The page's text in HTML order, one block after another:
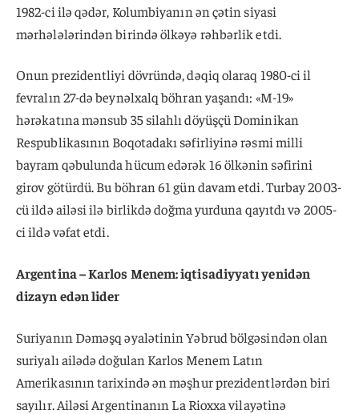
1982-ci ilə qədər, Kolumbiyanın ən çətin siyasi
mərhələlərindən birində ölkəyə rəhbərlik etdi.
Onun prezidentliyi dövründə, dəqiq olaraq 1980-ci il
fevralın 27-də beynəlxalq böhran yaşandı: «M-19»
hərəkatına mənsub 35 silahlı döyüşçü Dominikan
Respublikasının Boqotadakı səfirliyinə rəsmi milli
bayram qəbulunda hücum edərək 16 ölkənin səfirini
girov götürdü. Bu böhran 61 gün davam etdi. Turbay 2003-
cü ildə ailəsi ilə birlikdə doğma yurduna qayıtdı və 2005-
ci ildə vəfat etdi.
Argentina – Karlos Menem: iqtisadiyyatı yenidən
dizayn edən lider
Suriyanın Dəməşq əyalətinin Yəbrud bölgəsindən olan
suriyalı ailədə doğulan Karlos Menem Latın
Amerikasının tarixində ən məşhur prezidentlərdən biri
sayılır. Ailəsi Argentinanın La Rioxxa vilayətinə